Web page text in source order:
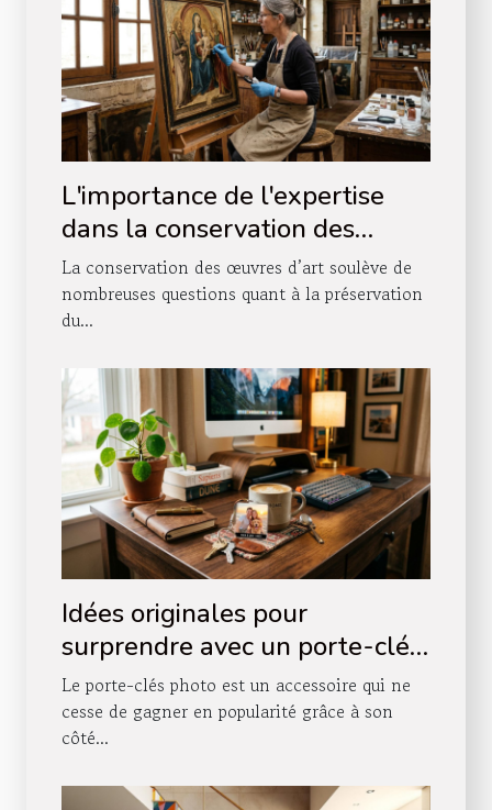
L'importance de l'expertise
dans la conservation des
œuvres d'art
La conservation des œuvres d’art soulève de
nombreuses questions quant à la préservation
du...
Idées originales pour
surprendre avec un porte-clés
photo
Le porte-clés photo est un accessoire qui ne
cesse de gagner en popularité grâce à son
côté...